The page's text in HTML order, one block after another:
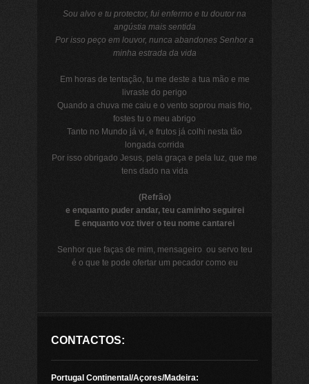
Sou alvo e tu protector, fui enfermo e tu doutor na
angústia mais sentida
Por isso peço em louvor, nunca abandones Senhor a
minha estrada da vida
Em horas de tentação, tu me deste a tua mão e me
livraste do perigo
Quando a chuva me caiu e o vento soprou mais frio,
fostes tu o meu abrigo
Tanto no Mundo já vi, e frutos já colhi nesta tão
longada corrida
Por isso obrigado Jesus, pela graça e pela luz, que me
tens dado na vida
(Refrão)
e enquanto puder andar, teu caminho seguirei
E enquanto voz tiver o teu nome cantarei
Senhor que faças de mim, mensageiro ou servo teu
é o que te pode ofertar um pecador como eu
CONTACTOS:
Portugal Continental/Açores/Madeira: